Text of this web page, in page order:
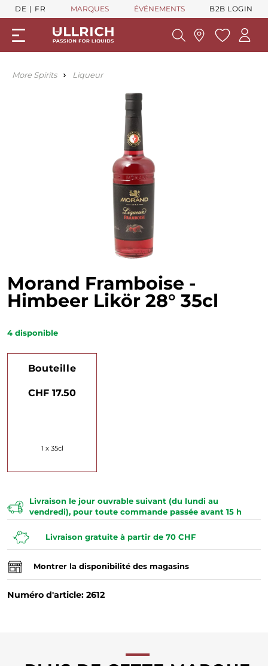
DE FR MARQUES ÉVÉNEMENTS B2B LOGIN
More Spirits Liqueur
Morand Framboise -
Himbeer Likör 28° 35cl
4 disponible
Bouteille
CHF 17.50
1 x 35cl
Livraison le jour ouvrable suivant (du lundi au
vendredi), pour toute commande passée avant 15 h
Livraison gratuite à partir de 70 CHF
Montrer la disponibilité des magasins
Numéro d'article: 2612